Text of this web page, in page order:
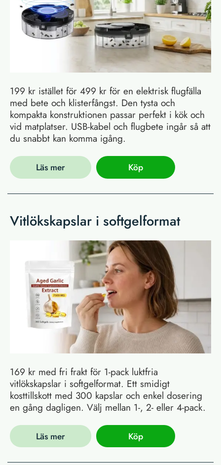
199 kr istället för 499 kr för en elektrisk flugfälla
med bete och klisterfångst. Den tysta och
kompakta konstruktionen passar perfekt i kök och
vid matplatser. USB-kabel och flugbete ingår så att
du snabbt kan komma igång.
Läs mer Köp
Vitlökskapslar i softgelformat
169 kr med fri frakt för 1-pack luktfria
vitlökskapslar i softgelformat. Ett smidigt
kosttillskott med 300 kapslar och enkel dosering
en gång dagligen. Välj mellan 1-, 2- eller 4-pack.
Läs mer Köp